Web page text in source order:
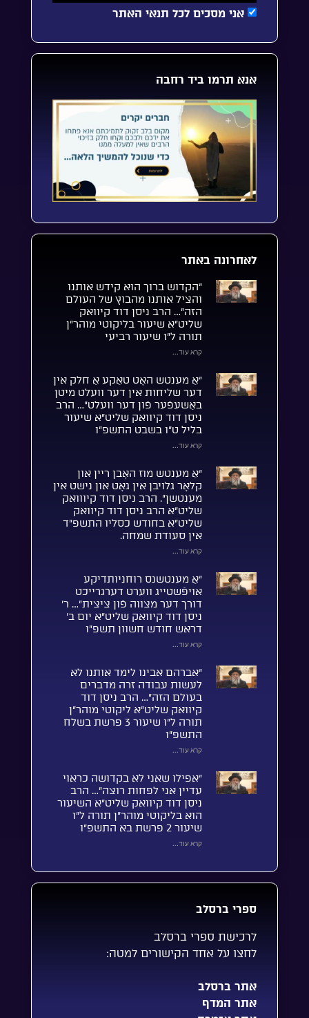
אני מסכים לכל תנאי האתר
אנא תרמו ביד רחבה
לאחרונה באתר
“הקדוש ברוך הוא קידש אותנו
והציל אותנו מהבוץ של העולם
הזה”… הרב ניסן דוד קיוואק
שליט”א שיעור בליקוטי מוהר”ן
תורה ל”ו שיעור רביעי
קרא עוד...
“אַ מענטש האָט טאַקע אַ חלק אין
דער שליחות אין דער וועלט מיטן
באַשעפֿער פֿון דער וועלט”… הרב
ניסן דוד קיוואק שליט”א שיעור
בליל ט”ו בשבט התשפ”ו
קרא עוד...
“אַ מענטש מוז האָבן ריין און
קלאָר גלויבן אין גאָט און נישט אין
מענטשן”. הרב ניסן דוד קיווואק
שליט”א הרב ניסן דוד קיוואק
שליט”א בחודש כסליו התשפ”ד
אין סעודת שמחה.
קרא עוד...
“אַ מענטשנס רוחניותדיקע
אויפֿשטייג ווערט דערגרייכט
דורך דער מצווה פֿון ציצית”… ר’
ניסן דוד קיוואק שליט”א יום ב’
דראש חודש חשוון תשפ”ו
קרא עוד...
“אברהם אבינו לימד אותנו לא
לעשות עבודה זרה מדברים
בעולם הזה”… הרב ניסן דוד
קיוואק שליט”א ליקוטי מוהר”ן
תורה ל”ו שיעור 3 פרשת בשלח
התשפ”ו
קרא עוד...
“אפילו שאני לא בקדושה כראוי
עדיין אני לפחות רוצה”… הרב
ניסן דוד קיוואק שליט”א השיעור
הוא בליקוטי מוהר”ן תורה ל”ו
שיעור 2 פרשת בא התשפ”ו
קרא עוד...
ספרי ברסלב
לרכישת ספרי ברסלב
לחצו על אחד הקישורים למטה:
אתר ברסלב
אתר המדף